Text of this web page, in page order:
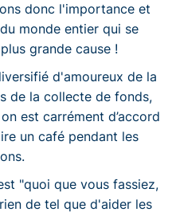
donc l'importance et
monde entier qui se
grande cause !
d'amoureux de la
de la collecte de fonds,
est carrément d’accord
un café pendant les
"quoi que vous fassiez,
de tel que d'aider les